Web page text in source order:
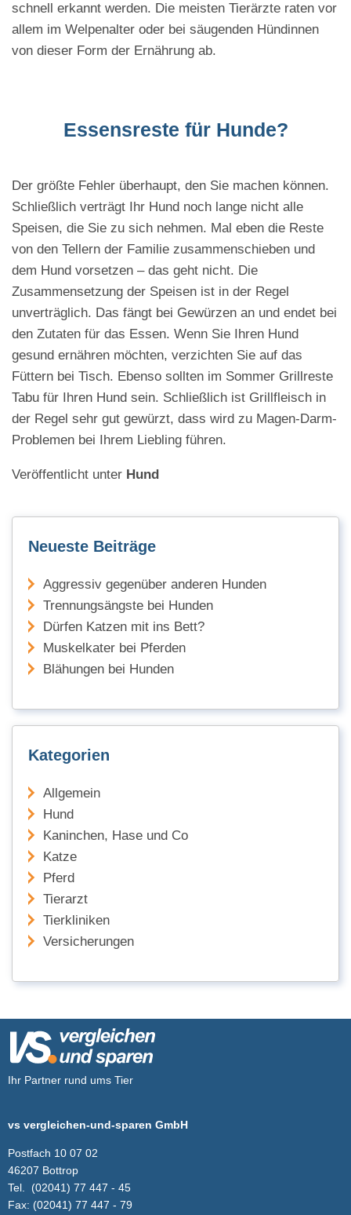
schnell erkannt werden. Die meisten Tierärzte raten vor
allem im Welpenalter oder bei säugenden Hündinnen
von dieser Form der Ernährung ab.
Essensreste für Hunde?
Der größte Fehler überhaupt, den Sie machen können.
Schließlich verträgt Ihr Hund noch lange nicht alle
Speisen, die Sie zu sich nehmen. Mal eben die Reste
von den Tellern der Familie zusammenschieben und
dem Hund vorsetzen – das geht nicht. Die
Zusammensetzung der Speisen ist in der Regel
unverträglich. Das fängt bei Gewürzen an und endet bei
den Zutaten für das Essen. Wenn Sie Ihren Hund
gesund ernähren möchten, verzichten Sie auf das
Füttern bei Tisch. Ebenso sollten im Sommer Grillreste
Tabu für Ihren Hund sein. Schließlich ist Grillfleisch in
der Regel sehr gut gewürzt, dass wird zu Magen-Darm-
Problemen bei Ihrem Liebling führen.
Veröffentlicht unter Hund
Neueste Beiträge
Aggressiv gegenüber anderen Hunden
Trennungsängste bei Hunden
Dürfen Katzen mit ins Bett?
Muskelkater bei Pferden
Blähungen bei Hunden
Kategorien
Allgemein
Hund
Kaninchen, Hase und Co
Katze
Pferd
Tierarzt
Tierkliniken
Versicherungen
Ihr Partner rund ums Tier
vs vergleichen-und-sparen GmbH
Postfach 10 07 02
46207 Bottrop
Tel.
(02041) 77 447 - 45
Fax: (02041) 77 447 - 79